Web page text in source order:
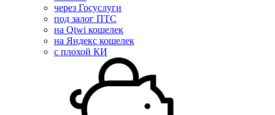
через Госуслуги
под залог ПТС
на Qiwi кошелек
на Яндекс кошелек
с плохой КИ